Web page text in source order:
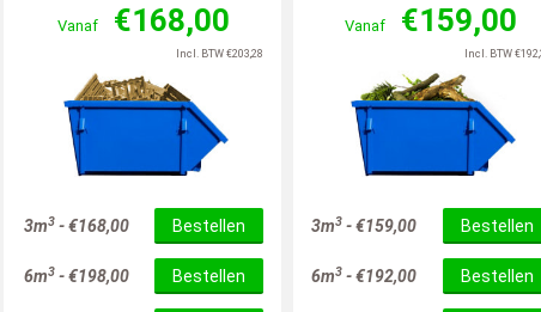
Vanaf €168,00
Incl. BTW€203,28
3m3 -€168,00 Bestellen
6m3 -€198,00 Bestellen
Vanaf €159,00
Incl. BTW €
3m3 -€159,00 Bestellen
6m3 -€192,00 Bestellen